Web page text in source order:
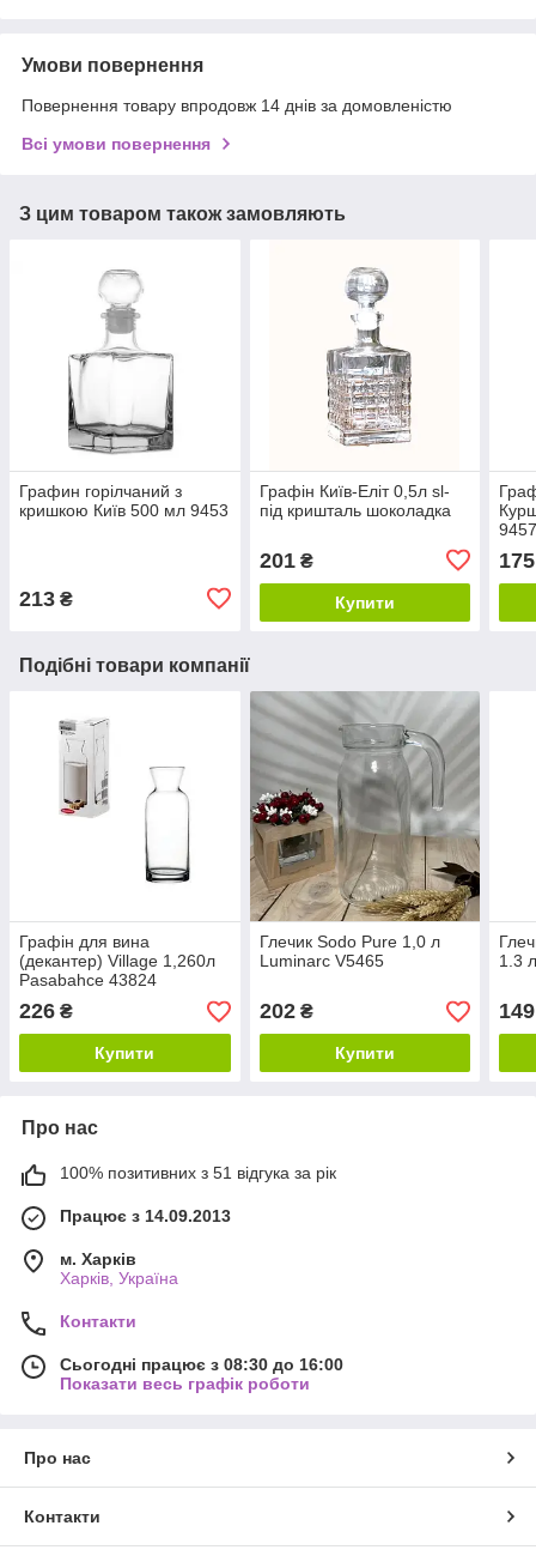
Умови повернення
Повернення товару впродовж 14 днів за домовленістю
Всі умови повернення
З цим товаром також замовляють
Графин горілчаний з
кришкою Київ 500 мл 9453
213 ₴
Графін Київ-Еліт 0,5л sl-
під кришталь шоколадка
201₴
Купити
175
Подібні товари компанії
Графін для вина
(декантер) Village 1,260л
Pasabahce 43824
226 ₴
Купити
Глечик Sodo Pure 1,0 л
Luminarc V5465
202₴
Купити
1.3
149
Про нас
100% позитивних з 51 відгука за рік
Працює з 14.09.2013
м. Харків
Харків, Україна
Контакти
Сьогодні працює з 08:30 до 16:00
Показати весь графік роботи
Про нас
Контакти